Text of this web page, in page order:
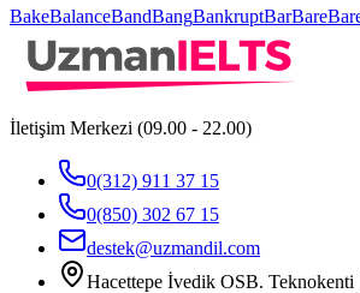
BakeBalanceBandBangBankruptBarBare
İletişim Merkezi (09.00 - 22.00)
0(312) 911 37 15
0(850) 302 67 15
destek@uzmandil.com
Hacettepe İvedik OSB.